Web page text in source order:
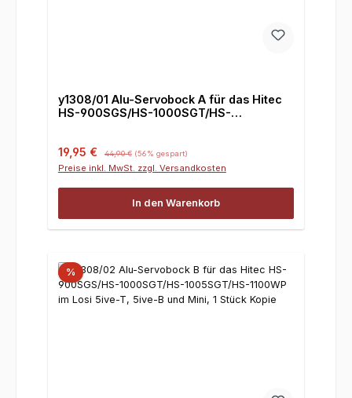
y1308/01 Alu-Servobock A für das Hitec
HS-900SGS/HS-1000SGT/HS-
Verkaufspreis:
19,95 € 44,90 € (56% gespart)
Preise inkl. MwSt. zzgl. Versandkosten
In den Warenkorb
%